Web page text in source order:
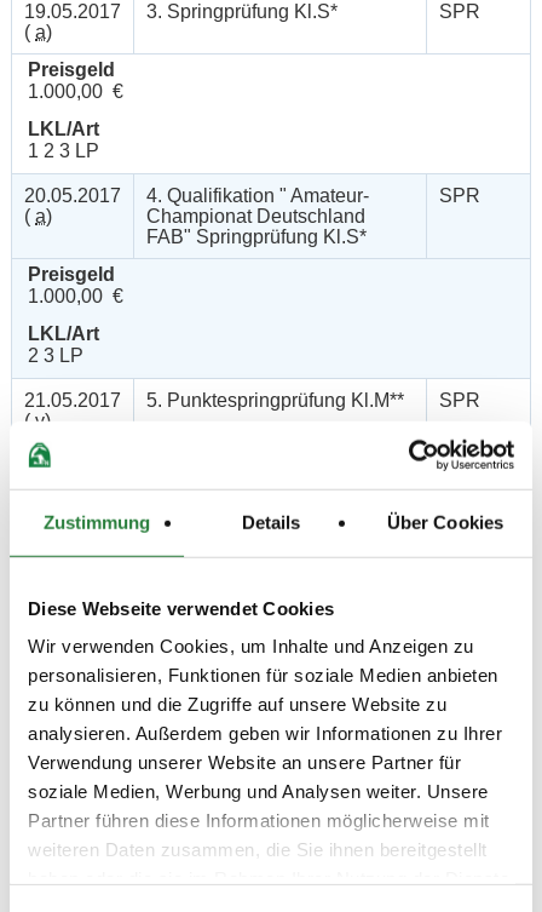
Zustimmung Details Über Cookies
Diese Webseite verwendet Cookies
Wir verwenden Cookies, um Inhalte und Anzeigen zu
personalisieren, Funktionen für soziale Medien anbieten
zu können und die Zugriffe auf unsere Website zu
analysieren. Außerdem geben wir Informationen zu Ihrer
Verwendung unserer Website an unsere Partner für
soziale Medien, Werbung und Analysen weiter. Unsere
Partner führen diese Informationen möglicherweise mit
weiteren Daten zusammen, die Sie ihnen bereitgestellt
19.05.2017
( a)
3. Springprüfung Kl.S* SPR
Preisgeld
1.000,00 €
LKL/Art
1 2 3 LP
20.05.2017
( a)
4. Qualifikation " Amateur-
Championat Deutschland
FAB" Springprüfung Kl.S*
SPR
Preisgeld
1.000,00 €
LKL/Art
2 3 LP
21.05.2017
( v)
5. Punktespringprüfung Kl.M** SPR
Preisgeld
LKL/Art
(v)
Preisgeld
300,00 €
LKL/Art
2 3 4 LP
20.05.2017
(n)
7. Springprüfung Kl.M* SPR
Preisgeld
300,00 €
LKL/Art